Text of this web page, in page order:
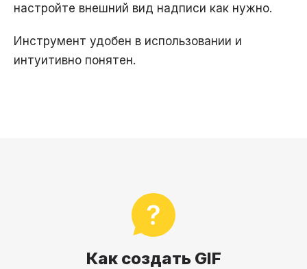
настройте внешний вид надписи как нужно.
Инструмент удобен в использовании и
интуитивно понятен.
Как создать GIF